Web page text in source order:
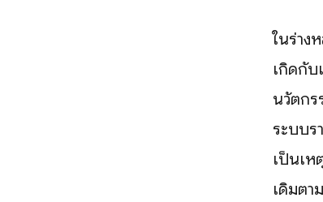
ในร่าง
เกิดกับ
นวัตกร
ระบบร
เป็นเห
เดิมตา